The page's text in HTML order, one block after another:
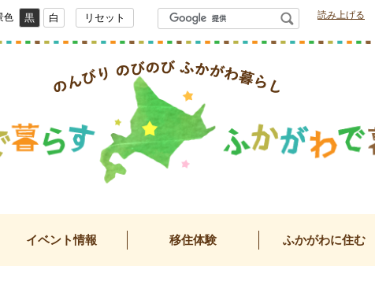
色 黒 白 リセット
索
読み上げる
ふかがわで暮らす
のんびり のびのび ふかがわ暮らし
イベント情報 移住体験 ふかがわに住む